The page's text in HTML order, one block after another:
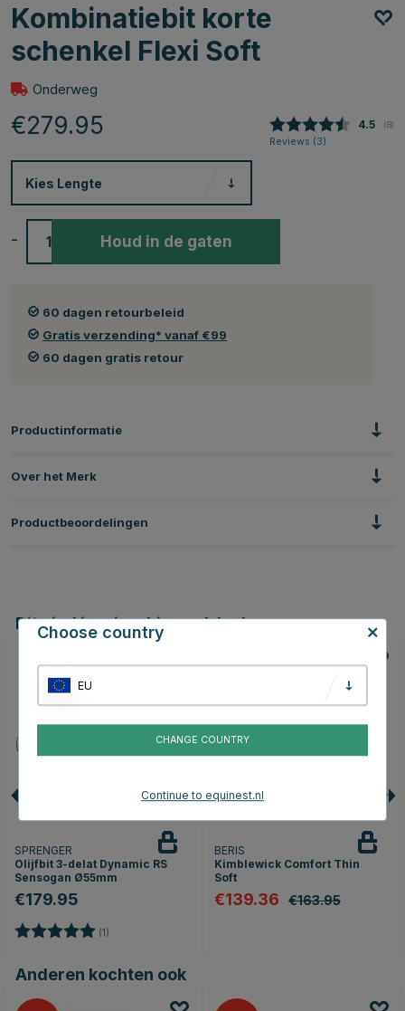
Kombinatiebit korte
schenkel Flexi Soft
Onderweg
€279.95 4.5 (8)
Reviews (3)
Kies Lengte
- Houd in de gaten
60 dagen retourbeleid
Gratis verzending* vanaf €99
60 dagen gratis retour
Productinformatie
Over het Merk
Productbeoordelingen
Dit vind je misschien ook leuk
SPRENGER
Olijfbit 3-delat Dynamic RS
Sensogan Ø55mm
€179.95
Beoordeling: (1)
15
BERIS
Kimblewick Comfort Thin
Soft
€139.36 €163.95
Anderen kochten ook
Choose country
EU
CHANGE COUNTRY
Continue to equinest.nl